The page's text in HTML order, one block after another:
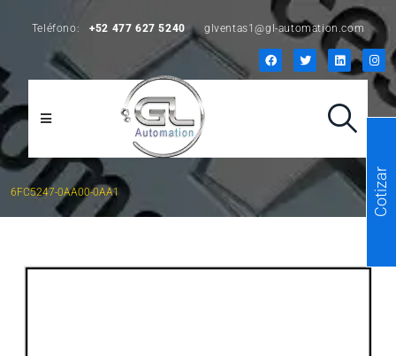
Teléfono: +52 477 627 5240 glventas1@gl-automation.com
6FC5247-0AA00-0AA1 Cotizar